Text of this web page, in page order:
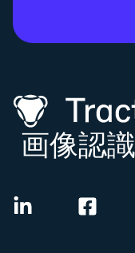
画像認